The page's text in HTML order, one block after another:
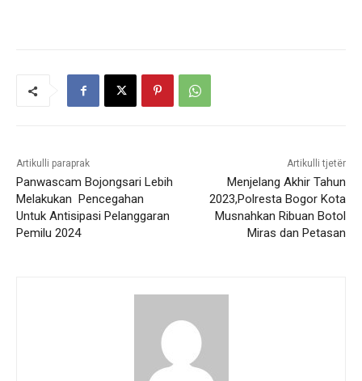
Artikulli paraprak
Panwascam Bojongsari Lebih
Melakukan Pencegahan
Untuk Antisipasi Pelanggaran
Pemilu 2024
Artikulli tjetër
Menjelang Akhir Tahun
2023,Polresta Bogor Kota
Musnahkan Ribuan Botol
Miras dan Petasan